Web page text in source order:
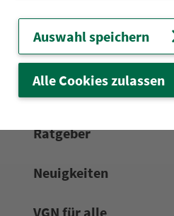
Netz & Fahrpläne
Frei­zeit-Tipps
Service
Rat­ge­ber
Neuigkeiten
VGN für alle
Auswahl speichern
Alle Cookies zulassen